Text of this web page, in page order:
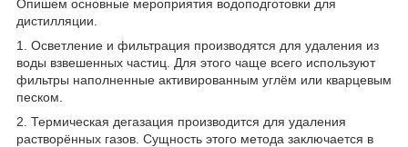
Опишем основные мероприятия водоподготовки для
дистилляции.
1. Осветление и фильтрация производятся для удаления из
воды взвешенных частиц. Для этого чаще всего используют
фильтры наполненные активированным углём или кварцевым
песком.
2. Термическая дегазация производится для удаления
растворённых газов. Сущность этого метода заключается в